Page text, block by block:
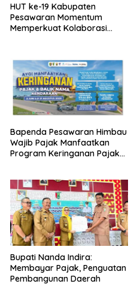
HUT ke-19 Kabupaten
Pesawaran Momentum
Memperkuat Kolaborasi
Bapenda Pesawaran Himbau
Wajib Pajak Manfaatkan
Program Keringanan Pajak
Bupati Nanda Indira:
Membayar Pajak, Penguatan
Pembangunan Daerah